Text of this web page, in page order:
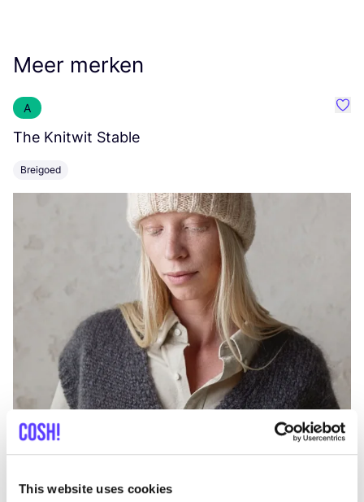
This website uses cookies
Meer merken
A
The Knitwit Stable
Breigoed